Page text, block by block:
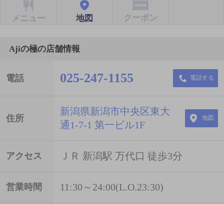
メニュー 地図 クーポン
Ajiの極の店舗情報
電話 025-247-1155 電話する
住所
新潟県新潟市中央区東大
通1-7-1 第一ビル1F
地図
アクセス ＪＲ 新潟駅 万代口 徒歩3分
営業時間 11:30～24:00(L.O.23:30)